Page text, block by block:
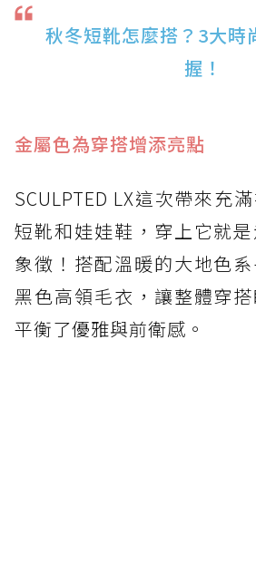
秋冬短靴怎麼搭？3大時
握！
金屬色為穿搭增添亮點
SCULPTED LX這次帶來充
短靴和娃娃鞋，穿上它就
象徵！搭配溫暖的大地色
黑色高領毛衣，讓整體穿
平衡了優雅與前衛感。